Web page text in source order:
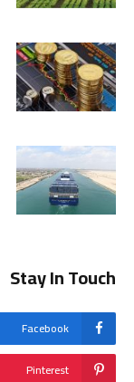
Stay In Touch
Facebook
Pinterest